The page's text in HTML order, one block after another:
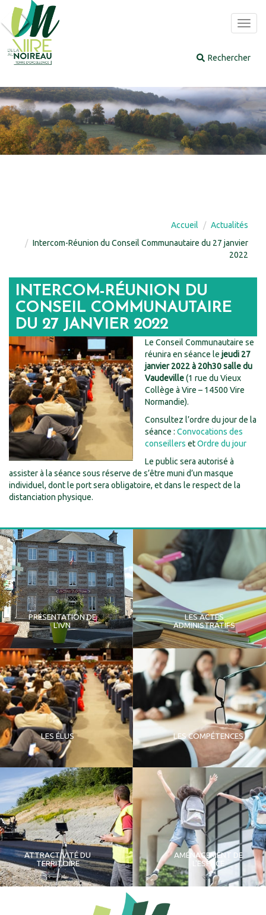
Accueil
Actualités
Intercom-Réunion du Conseil Communautaire du 27 janvier
2022
INTERCOM-RÉUNION DU
CONSEIL COMMUNAUTAIRE
DU 27 JANVIER 2022
Le Conseil Communautaire se
réunira en séance le jeudi 27
janvier 2022à 20h30salle du
Vaudeville(1 rue du Vieux
Collège à Vire – 14500 Vire
Normandie).
Consultez l’ordre du jour de la
séance : Convocations des
conseillers etOrdre du jour
Le public sera autorisé à
assister à la séance sous réserve de s’être muni d’un masque
individuel, dont le port sera obligatoire, et dans le respect de la
distanciation physique.
PRÉSENTATION DE
L'IVN
LES ACTES
ADMINISTRATIFS
LES ÉLUS LES COMPÉTENCES
ATTRACTIVITÉ DU
TERRITOIRE
AMÉNAGEMENT DE
L'ESPACE
Panneau de gestion des cookies